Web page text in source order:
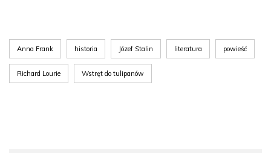
Anna Frank historia Józef Stalin literatura powieść
Richard Lourie Wstręt do tulipanów